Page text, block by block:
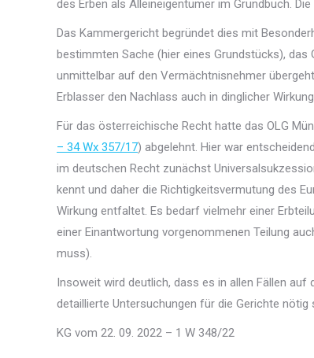
des Erben als Alleineigentümer im Grundbuch.
Das Kammergericht begründet dies mit
bestimmten Sache (hier eines Grundstücks),
unmittelbar auf den Vermächtnisnehmer
Erblasser den Nachlass auch in dinglicher
Für das österreichische Recht hatte das OLG
– 34 Wx 357/17) abgelehnt. Hier war
im deutschen Recht zunächst
kennt und daher die Richtigkeitsvermutung des
Wirkung entfaltet. Es bedarf vielmehr einer
einer Einantwortung vorgenommenen Teilung
muss).
Insoweit wird deutlich, dass es in allen Fällen
detaillierte Untersuchungen für die Gerichte nötig
KG vom 22. 09. 2022 – 1 W 348/22